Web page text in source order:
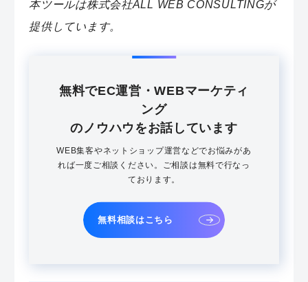
本ツールは株式会社ALL WEB CONSULTINGが
提供しています。
無料でEC運営・WEBマーケティ
ング
のノウハウをお話しています
WEB集客やネットショップ運営などでお悩みがあ
れば一度ご相談ください。ご相談は無料で行なっ
ております。
無料相談はこちら